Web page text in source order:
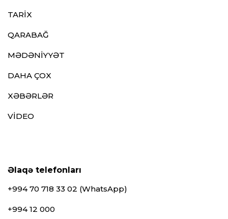
TARİX
QARABAĞ
MƏDƏNİYYƏT
DAHA ÇOX
XƏBƏRLƏR
VİDEO
Əlaqə telefonları
+994 70 718 33 02 (WhatsApp)
+994 12 000